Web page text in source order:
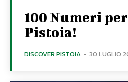
100 Numeri
Pistoia!
DISCOVER PISTOIA - 30 LUGLIO